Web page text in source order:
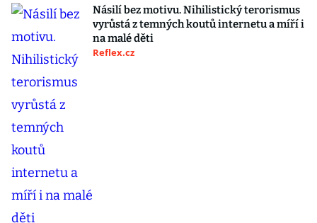
Násilí bez motivu. Nihilistický terorismus
vyrůstá z temných koutů internetu a míří i
na malé děti
Reflex.cz